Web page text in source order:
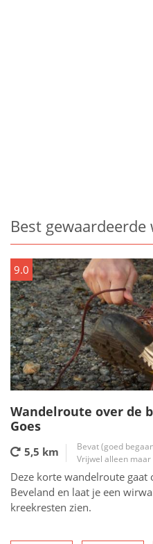
Best
9.0
Wandelroute over de
Goes
5,5 km
Bevat (goed
Vrijwel alleen
Deze korte wandelroute
Beveland en laat je een
kreekresten zien.